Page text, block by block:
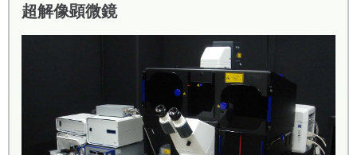
超解像顕微鏡